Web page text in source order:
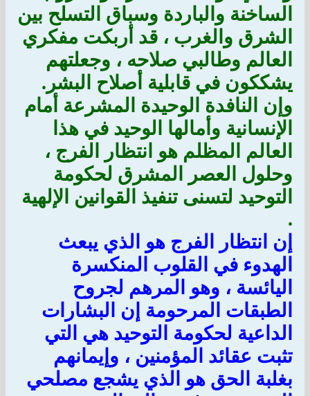
الساخنة والباردة وسباق التسلح بين
الشرق والغرب ، قد أربكت مفكري
العالم وطالبي صلاحه ، وجعلتهم
يشككون في قابلية أصلاح البشر.
وإن النافدة الوحيدة المشرعة أمام
الإنسانية وأمالها الوحيد في هذا
العالم المظلم هو انتظار الفرج ،
وحلول العصر المشرق لحكومة
التوحيد لتسنى تنفيذ القوانين الإلهية
.
إن انتظار الفرج هو الذي يبعث
الهدوء في القلوب المنكسرة
اليائسة ، وهو المرهم لجروح
الطبقات المرحومة إن البشارات
الداعية لحكومة التوحيد هي التي
تثبت عقائد المؤمنين ، وإيمانهم
بغلبة الحق هو الذي يشجع مصلحي